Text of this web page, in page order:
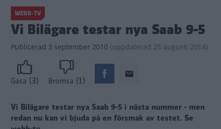
WEBB-TV
Vi Bilägare testar nya Saab 9-5
Publicerad 3 september 2010 (uppdaterad 25 augusti 2014)
Gasa (3) Bromsa (1)
Vi Bilägare testar nya Saab 9-5 i nästa nummer - men
redan nu kan vi bjuda på en försmak av testet. Se